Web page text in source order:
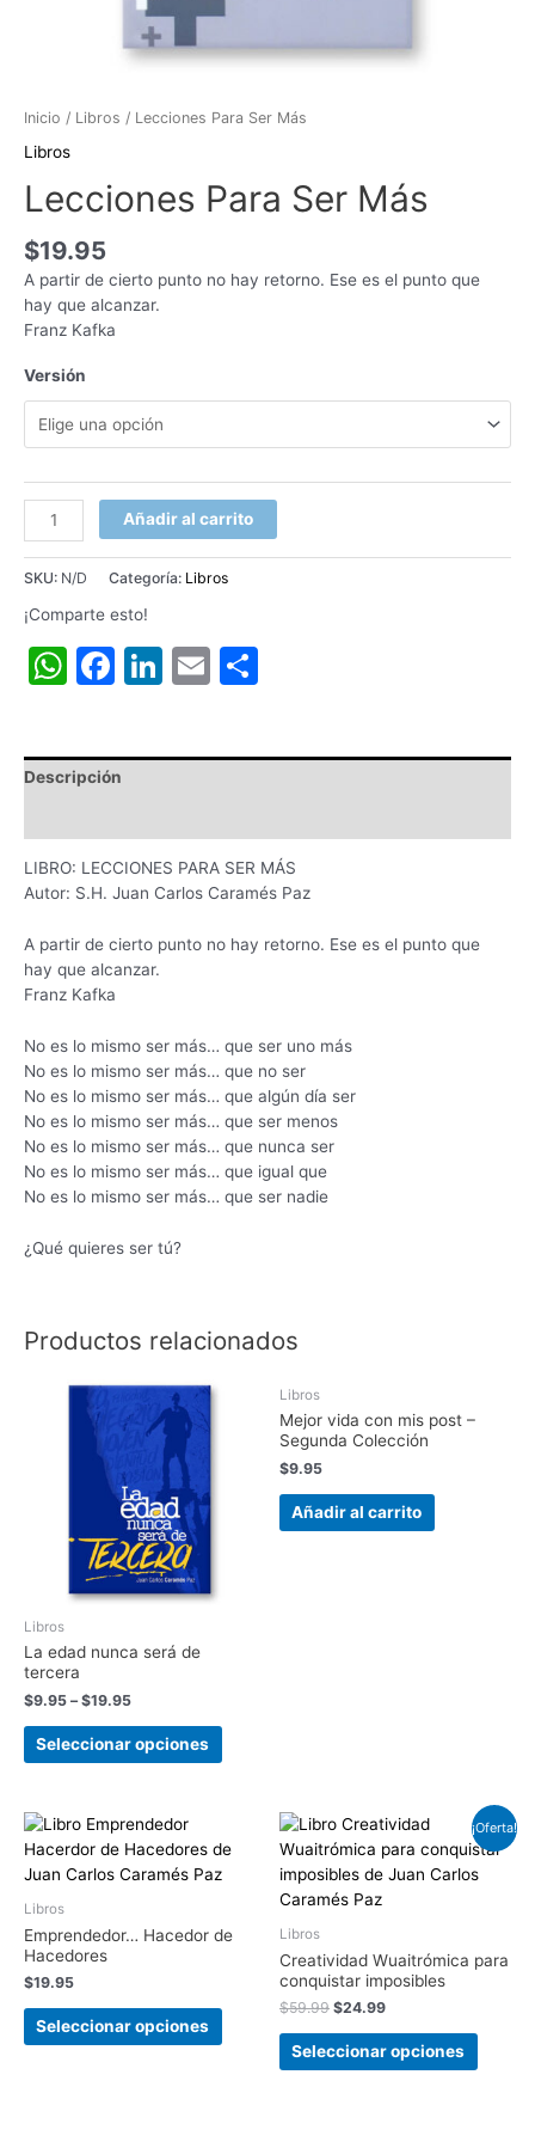
Inicio / Libros / Lecciones Para Ser Más
Libros
Lecciones Para Ser Más
$19.95
A partir de cierto punto no hay retorno. Ese es el punto que
hay que alcanzar.
Franz Kafka
Versión
Añadir al carrito
SKU: N/D Categoría: Libros
¡Comparte esto!
WhatsApp
Facebook
LinkedIn
Email
Descripción
LIBRO: LECCIONES PARA SER MÁS
Autor: S.H. Juan Carlos Caramés Paz
A partir de cierto punto no hay retorno. Ese es el punto que
hay que alcanzar.
Franz Kafka
No es lo mismo ser más… que ser uno más
No es lo mismo ser más… que no ser
No es lo mismo ser más… que algún día ser
No es lo mismo ser más… que ser menos
No es lo mismo ser más… que nunca ser
No es lo mismo ser más… que igual que
No es lo mismo ser más… que ser nadie
¿Qué quieres ser tú?
Productos relacionados
Libros
La edad nunca será de
tercera
$9.95 –$19.95
Seleccionar opciones
Libros
Mejor vida con mis post –
Segunda Colección
$9.95
Añadir al carrito
Libros
Emprendedor… Hacedor de
Hacedores
$19.95
Seleccionar opciones
¡Oferta!
Libros
Creatividad Wuaitrómica para
conquistar imposibles
$59.99 $24.99
Seleccionar opciones